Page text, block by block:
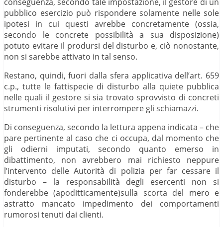
pubblico esercizio può rispondere solamente nelle sole
ipotesi in cui questi avrebbe concretamente (ossia,
secondo le concrete possibilità a sua disposizione)
potuto evitare il prodursi del disturbo e, ciò nonostante,
non si sarebbe attivato in tal senso.
Restano, quindi, fuori dalla sfera applicativa dell’art. 659
c.p., tutte le fattispecie di disturbo alla quiete pubblica
nelle quali il gestore si sia trovato sprovvisto di concreti
strumenti risolutivi per interrompere gli schiamazzi.
Di conseguenza, secondo la lettura appena indicata – che
pare pertinente al caso che ci occupa, dal momento che
gli odierni imputati, secondo quanto emerso in
dibattimento, non avrebbero mai richiesto neppure
l’intervento delle Autorità di polizia per far cessare il
disturbo – la responsabilità degli esercenti non si
fonderebbe (apoditticamente)sulla scorta del mero e
astratto mancato impedimento dei comportamenti
rumorosi tenuti dai clienti.